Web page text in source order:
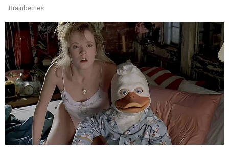
Brainberries